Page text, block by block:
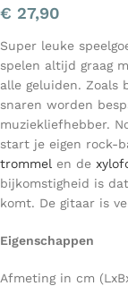
€ 27,90
Super leuke
spelen altijd graag
alle geluiden. Zoals
snaren worden
muziekliefhebber.
start je eigen rock-
trommel en de
bijkomstigheid is
komt. De gitaar is
Eigenschappen
Afmeting in cm